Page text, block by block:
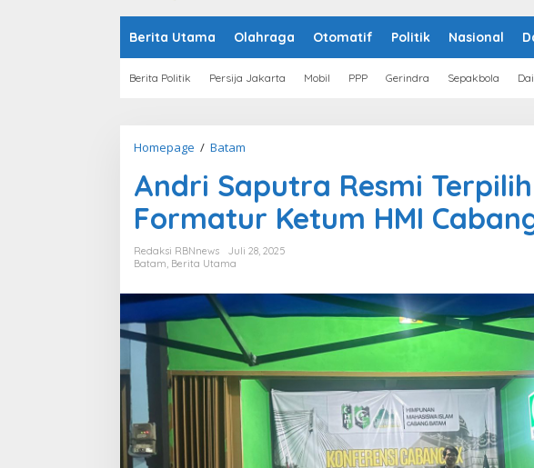
Berita Utama Olahraga Otomatif Politik Nasional
Berita Politik Persija Jakarta Mobil PPP Gerindra Sepakbola
Homepage / Batam
d
r
S
a
t
r
e
s
Andri Saputra Resmi
Formatur Ketum HMI
Redaksi RBNnews
Juli 28, 2025
Batam Berita Utama